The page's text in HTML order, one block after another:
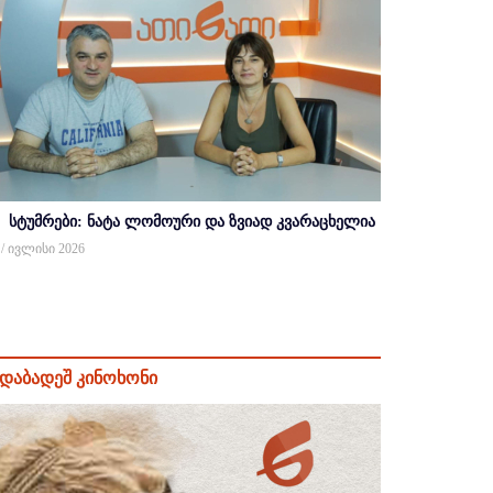
სტუმრები: ნატა ლომოური და ზვიად კვარაცხელია
/ ივლისი 2026
კინოხონი